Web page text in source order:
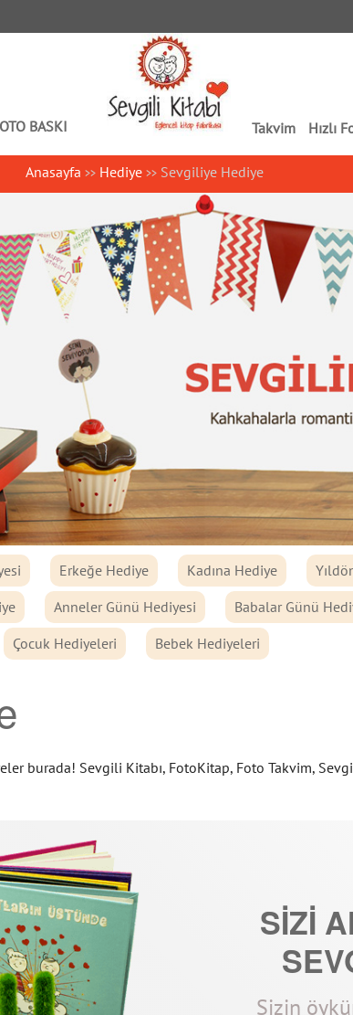
BASKI Takvim Hızlı
Anasayfa >> Hediye >> Sevgiliye Hediye
Erkeğe Hediye Kadına Hediye
Anneler Günü Hediyesi Babalar Günü
Çocuk Hediyeleri Bebek Hediyeleri
burada! Sevgili Kitabı, FotoKitap, Foto Takvim,
SİZİ
Sizin